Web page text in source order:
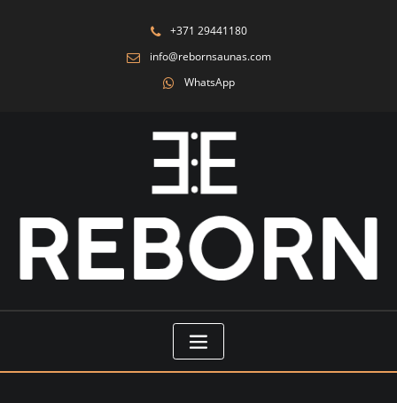
+371 29441180
info@rebornsaunas.com
WhatsApp